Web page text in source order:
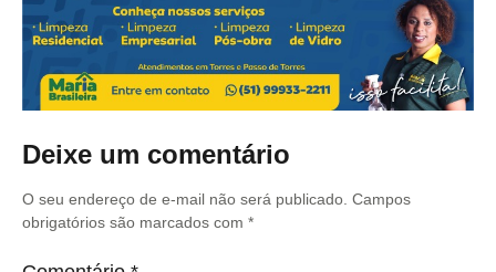
Deixe um comentário
O seu endereço de e-mail não será publicado. Campos
obrigatórios são marcados com *